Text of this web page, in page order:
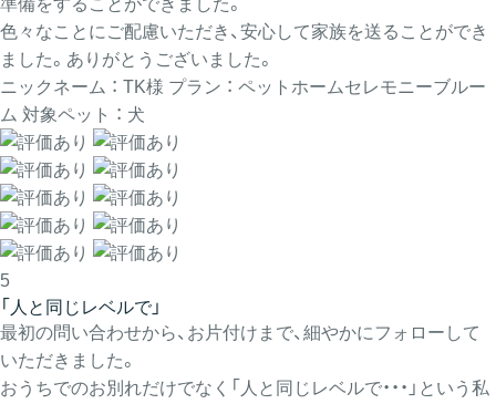
色々なことにご配慮いただき、安心して家族を送ることができ
ました。ありがとうございました。
ニックネーム ： TK様 プラン ： ペットホームセレモニーブルー
ム 対象ペット ： 犬
5
「人と同じレベルで」
最初の問い合わせから、お片付けまで、細やかにフォローして
いただきました。
おうちでのお別れだけでなく「人と同じレベルで・・・」という私